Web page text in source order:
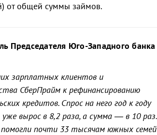
от общей суммы займов.
Председателя Юго-Западного банка
зарплатных клиентов и
СберПрайм к рефинансированию
кредитов. Спрос на него год к году
вырос в 8,2 раза, а сумма — в 10 раз.
помогли почти 33 тысячам южных семей